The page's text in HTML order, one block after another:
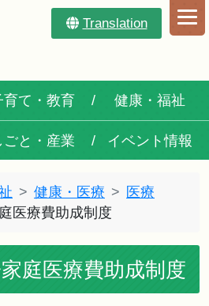
Translation
育て・教育 健康・福祉
ごと・産業 イベント情報
健康・医療
医療
医療費助成制度
庭医療費助成制度